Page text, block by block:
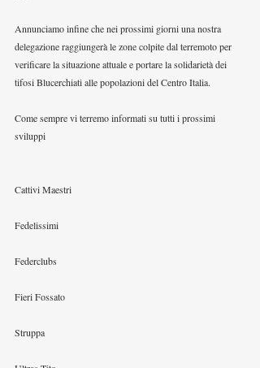
Annunciamo infine che nei prossimi giorni una nostra
delegazione raggiungerà le zone colpite dal terremoto per
verificare la situazione attuale e portare la solidarietà dei
tifosi Blucerchiati alle popolazioni del Centro Italia.
Come sempre vi terremo informati su tutti i prossimi
sviluppi
Cattivi Maestri
Fedelissimi
Federclubs
Fieri Fossato
Struppa